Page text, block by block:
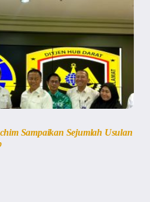
Sampaikan Sejumlah Usulan